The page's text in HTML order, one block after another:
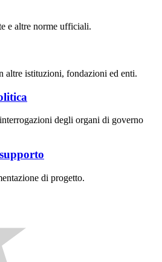
e altre norme ufficiali.
altre istituzioni, fondazioni ed enti.
degli organi di governo
di progetto.